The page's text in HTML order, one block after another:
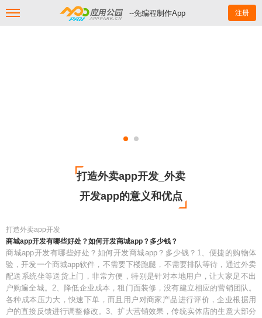
--免编程制作App 注册
打造外卖app开发_外卖
开发app的意义和优点
打造外卖app开发
商城app开发有哪些好处？如何开发商城app？多少钱？
商城app开发有哪些好处？如何开发商城app？多少钱？1、便捷的购物体
验，开发一个商城app软件，不需要下楼跑腿，不需要排队等待，通过外卖
配送系统坐等送货上门，非常方便，特别是针对本地用户，让大家足不出
户购遍全城。2、降低企业成本，租门面装修，没有建立相应的营销团队。
各种成本压力大，快速下单，而且用户对商家产品进行评价，企业根据用
户的直接反馈进行调整修改。3、扩大营销效果，传统实体店的生意大部分